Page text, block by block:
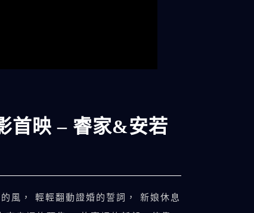
首映 – 睿家&安若
風， 輕輕翻動證婚的誓詞， 新娘休息